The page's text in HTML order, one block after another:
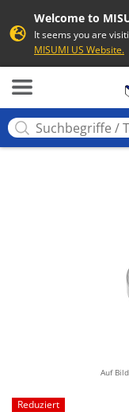
Welcome to
It seems you are
MISUMI US Website.
Auf
Reduziert